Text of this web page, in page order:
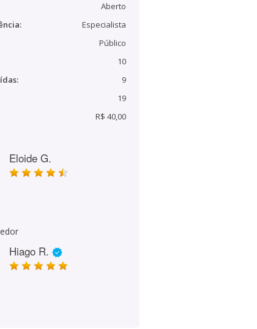
Aberto
Especialista
Público
10
9
19
R$ 40,00
Eloide G.
Hiago R.